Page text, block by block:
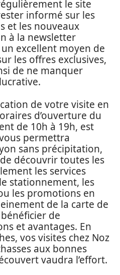
le site
informé sur les
et les nouveaux
à la newsletter
excellent moyen de
les offres exclusives,
de ne manquer
de votre visite en
d’ouverture du
de 10h à 19h, est
permettra
sans précipitation,
découvrir toutes les
les services
stationnement, les
les promotions en
de la carte de
de
et avantages. En
vos visites chez Noz
aux bonnes
vaudra l’effort.